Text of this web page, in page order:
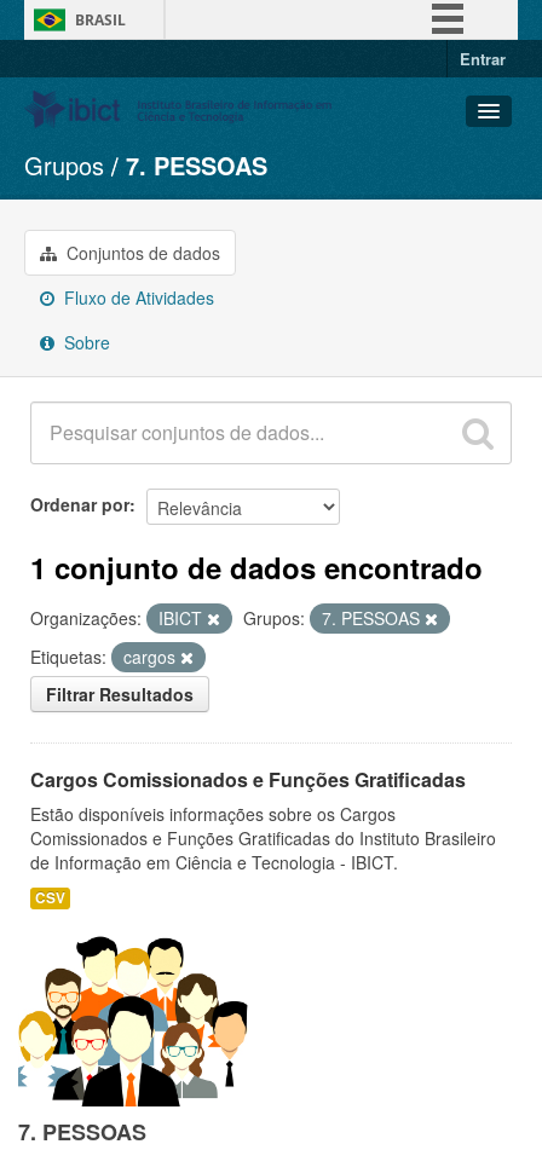
BRASIL
Entrar
Conjuntos de dados
Organizações
Grupos
Sobre
Grupos 7. PESSOAS
Conjuntos de dados
Fluxo de Atividades
Sobre
Ordenar por
1 conjunto de dados encontrado
Organizações: IBICT Grupos:
7. PESSOAS
Etiquetas:
cargos
Filtrar Resultados
Cargos Comissionados e Funções Gratificadas
Estão disponíveis informações sobre os Cargos
Comissionados e Funções Gratificadas do Instituto Brasileiro
de Informação em Ciência e Tecnologia - IBICT.
CSV
7. PESSOAS